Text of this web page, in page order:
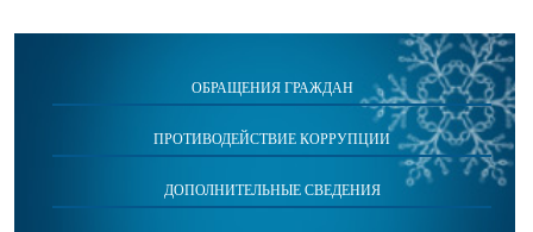
ОБРАЩЕНИЯ ГРАЖДАН
ПРОТИВОДЕЙСТВИЕ КОРРУПЦИИ
ДОПОЛНИТЕЛЬНЫЕ СВЕДЕНИЯ